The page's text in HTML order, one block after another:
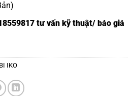
tư vấn kỹ thuật/ báo giá
IKO